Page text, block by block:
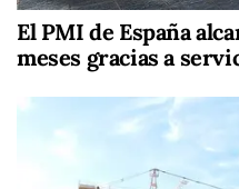
El PMI de España
meses gracias a